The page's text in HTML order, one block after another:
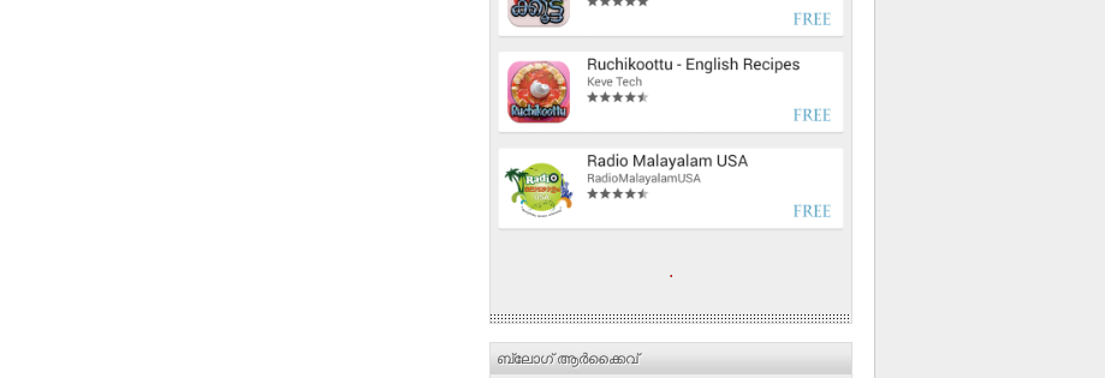
.
ബ്ലോഗ് ആര്‍ക്കൈവ്